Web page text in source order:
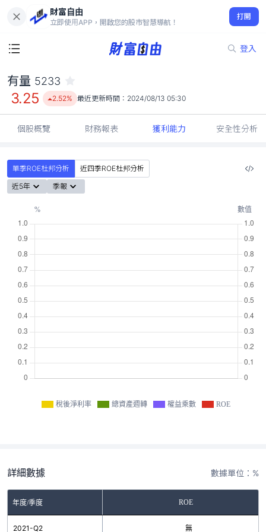
財富自由
立即使用APP，開啟您的股市智慧導航！
打開
登入
3.25
2.52%
有量 5233
3.25 2.52% 最近更新時間： 2024/08/13 05:30
個股概覽 財務報表 獲利能力 安全性分析
單季ROE杜邦分析
近四季ROE杜邦分析
近5年
季報
稅後淨利率 總資產週轉 權益乘數 ROE
詳細數據 數據單位：%
年度/季度 ROE
2021-Q2 無